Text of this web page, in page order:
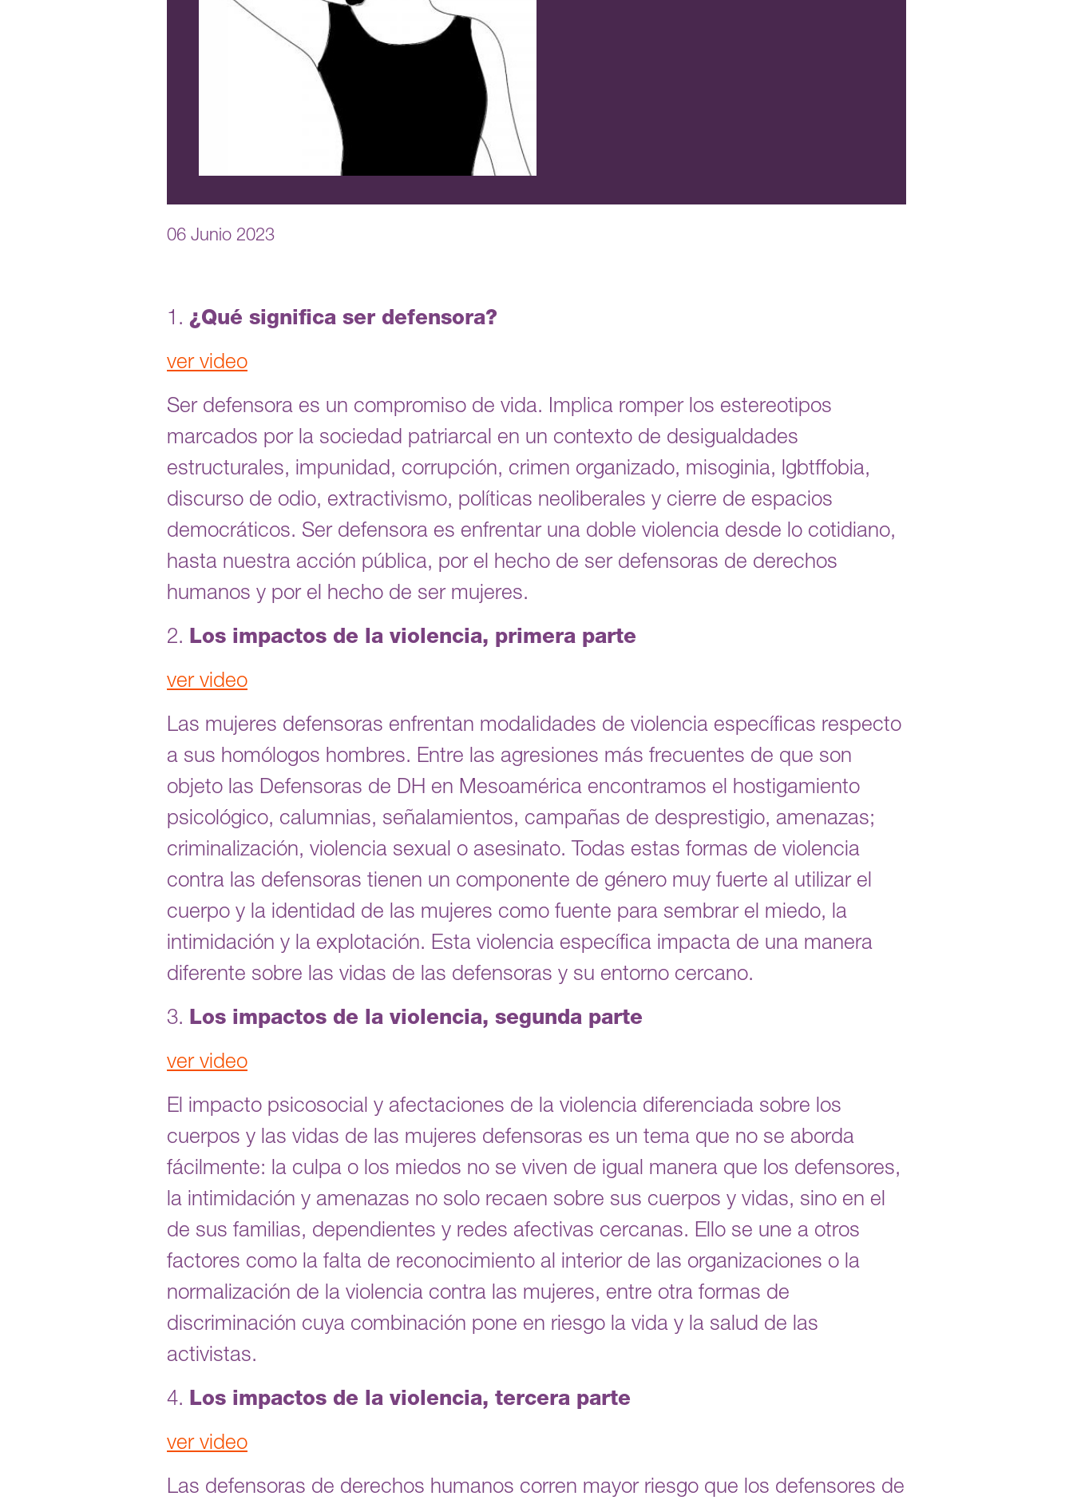
06 Junio 2023
1. ¿Qué significa ser defensora?
ver video
Ser defensora es un compromiso de vida. Implica romper los estereotipos
marcados por la sociedad patriarcal en un contexto de desigualdades
estructurales, impunidad, corrupción, crimen organizado, misoginia, lgbtffobia,
discurso de odio, extractivismo, políticas neoliberales y cierre de espacios
democráticos. Ser defensora es enfrentar una doble violencia desde lo cotidiano,
hasta nuestra acción pública, por el hecho de ser defensoras de derechos
humanos y por el hecho de ser mujeres.
2. Los impactos de la violencia, primera parte
ver video
Las mujeres defensoras enfrentan modalidades de violencia específicas respecto
a sus homólogos hombres. Entre las agresiones más frecuentes de que son
objeto las Defensoras de DH en Mesoamérica encontramos el hostigamiento
psicológico, calumnias, señalamientos, campañas de desprestigio, amenazas;
criminalización, violencia sexual o asesinato. Todas estas formas de violencia
contra las defensoras tienen un componente de género muy fuerte al utilizar el
cuerpo y la identidad de las mujeres como fuente para sembrar el miedo, la
intimidación y la explotación. Esta violencia específica impacta de una manera
diferente sobre las vidas de las defensoras y su entorno cercano.
3. Los impactos de la violencia, segunda parte
ver video
El impacto psicosocial y afectaciones de la violencia diferenciada sobre los
cuerpos y las vidas de las mujeres defensoras es un tema que no se aborda
fácilmente: la culpa o los miedos no se viven de igual manera que los defensores,
la intimidación y amenazas no solo recaen sobre sus cuerpos y vidas, sino en el
de sus familias, dependientes y redes afectivas cercanas. Ello se une a otros
factores como la falta de reconocimiento al interior de las organizaciones o la
normalización de la violencia contra las mujeres, entre otra formas de
discriminación cuya combinación pone en riesgo la vida y la salud de las
activistas.
4. Los impactos de la violencia, tercera parte
ver video
Las defensoras de derechos humanos corren mayor riesgo que los defensores de